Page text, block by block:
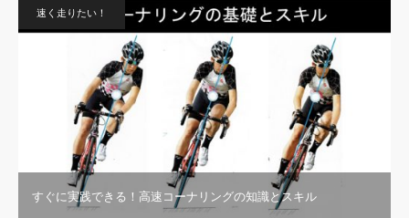
速く走りたい！
すぐに実践できる！高速コーナリングの知識とスキル